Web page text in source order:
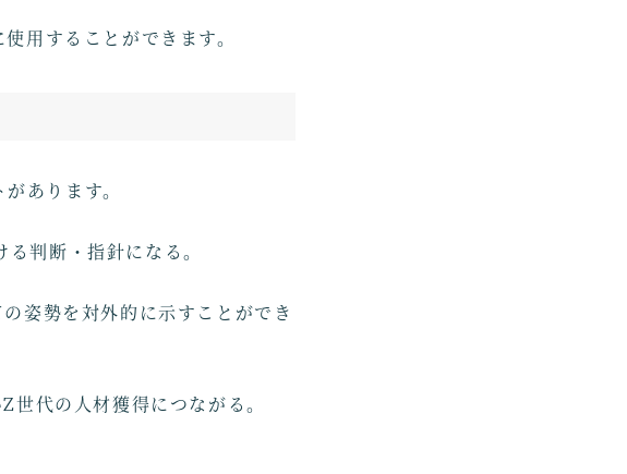
用することができます。
あります。
判断・指針になる。
姿勢を対外的に示すことができ
代の人材獲得につながる。